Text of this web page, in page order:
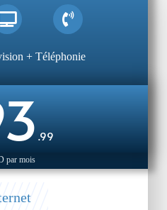
+ Téléphonie
.99
par mois